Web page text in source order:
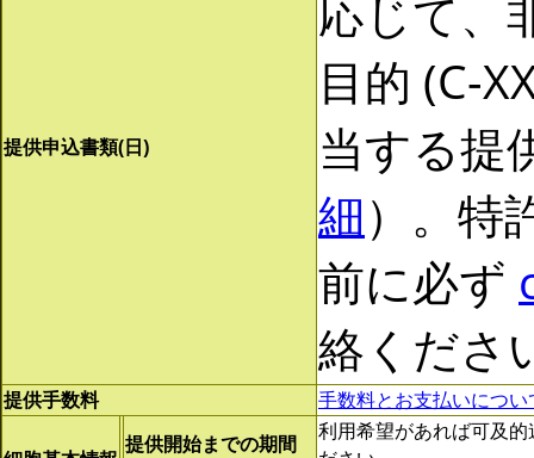
提供申込書類(日)
応じて、
目的 (C-
当する提
細）。特
前に必ず
絡くださ
提供手数料 手数料とお支払いにつ
提供開始までの期間
利用希望があれば可及